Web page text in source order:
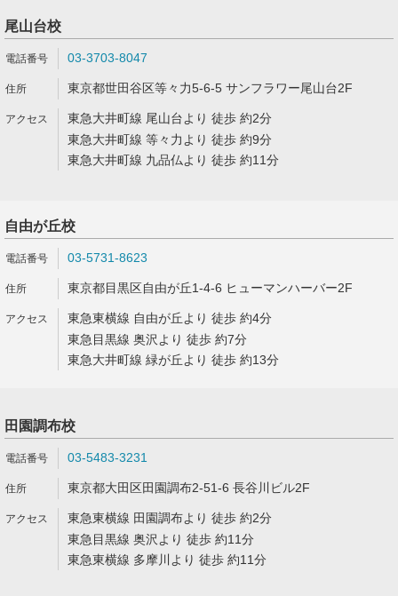
尾山台校
03-3703-8047
東京都世田谷区等々力5-6-5 サンフラワー尾山台2F
東急大井町線 尾山台より 徒歩 約2分
東急大井町線 等々力より 徒歩 約9分
東急大井町線 九品仏より 徒歩 約11分
自由が丘校
03-5731-8623
東京都目黒区自由が丘1-4-6 ヒューマンハーバー2F
東急東横線 自由が丘より 徒歩 約4分
東急目黒線 奥沢より 徒歩 約7分
東急大井町線 緑が丘より 徒歩 約13分
田園調布校
03-5483-3231
東京都大田区田園調布2-51-6 長谷川ビル2F
東急東横線 田園調布より 徒歩 約2分
東急目黒線 奥沢より 徒歩 約11分
東急東横線 多摩川より 徒歩 約11分